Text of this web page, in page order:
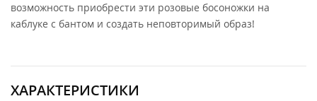
возможность приобрести эти розовые босоножки на
каблуке с бантом и создать неповторимый образ!
ХАРАКТЕРИСТИКИ